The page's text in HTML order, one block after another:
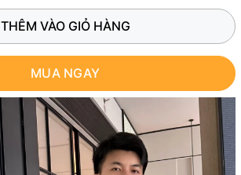
THÊM VÀO GIỎ HÀNG
MUA NGAY